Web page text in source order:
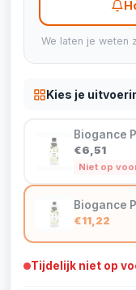
We laten je weten
Kies je
Biogance
€6,51
Niet op
Biogance
€11,22
Tijdelijk niet op